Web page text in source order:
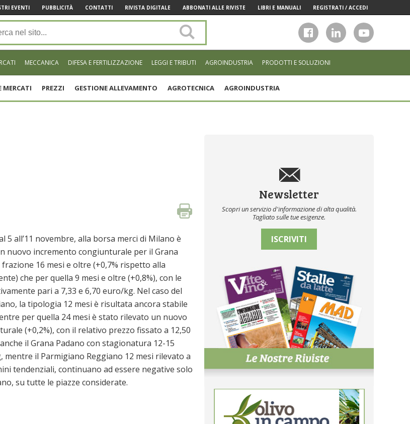
EVENTI PUBBLICITÀ CONTATTI RIVISTA DIGITALE ABBONATI ALLE RIVISTE LIBRI E MANUALI REGISTRATI / ACCEDI
sito
MECCANICA DIFESA E FERTILIZZAZIONE LEGGI E TRIBUTI AGROINDUSTRIA PRODOTTI E SOLUZIONI
PREZZI GESTIONE ALLEVAMENTO AGROTECNICA AGROINDUSTRIA
5 all’11 novembre, alla borsa merci di Milano è
nuovo incremento congiunturale per il Grana
frazione 16 mesi e oltre (+0,7% rispetto alla
che per quella 9 mesi e oltre (+0,8%), con le
pari a 7,33 e 6,70 euro/kg. Nel caso del
la tipologia 12 mesi è risultata ancora stabile
per quella 24 mesi è stato rilevato un nuovo
(+0,2%), con il relativo prezzo fissato a 12,50
il Grana Padano con stagionatura 12-15
il Parmigiano Reggiano 12 mesi rilevato a
tendenziali, continuano ad essere negative solo
su tutte le piazze considerate.
Newsletter
Scopri un servizio d'informazione di alta qualità.
Tagliato sulle tue esigenze.
ISCRIVITI